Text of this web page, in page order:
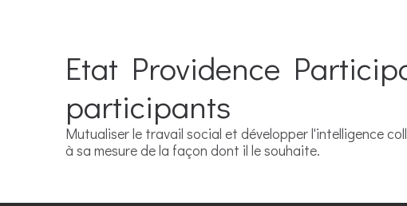
Etat Providence
participants
Mutualiser le travail social et développer l'intelligence
à sa mesure de la façon dont il le souhaite.